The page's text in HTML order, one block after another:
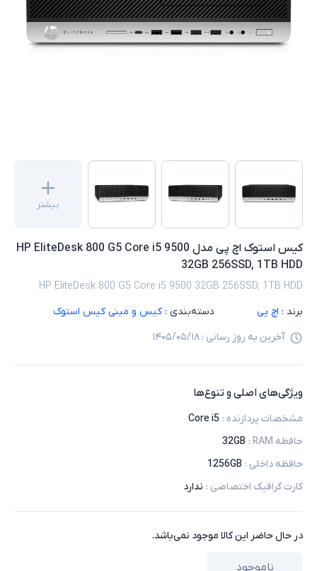
بیشتر
کیس استوک اچ پی مدل HP EliteDesk 800 G5 Core i5 9500
32GB 256SSD, 1TB HDD
HP EliteDesk 800 G5 Core i5 9500 32GB 256SSD, 1TB HDD
برند : اچ پی دسته‌بندی : کیس و مینی کیس استوک
آخرین به روز رسانی : ۱۴۰۵/۰۵/۱۸
ویژگی‌های اصلی و تنوع‌ها
مشخصات پردازنده :
Core i5
حافظه RAM
:
32GB
حافظه داخلی :
1256GB
کارت گرافیک اختصاصی : ندارد
در حال حاضر این کالا موجود نمی‌باشد.
ناموجود